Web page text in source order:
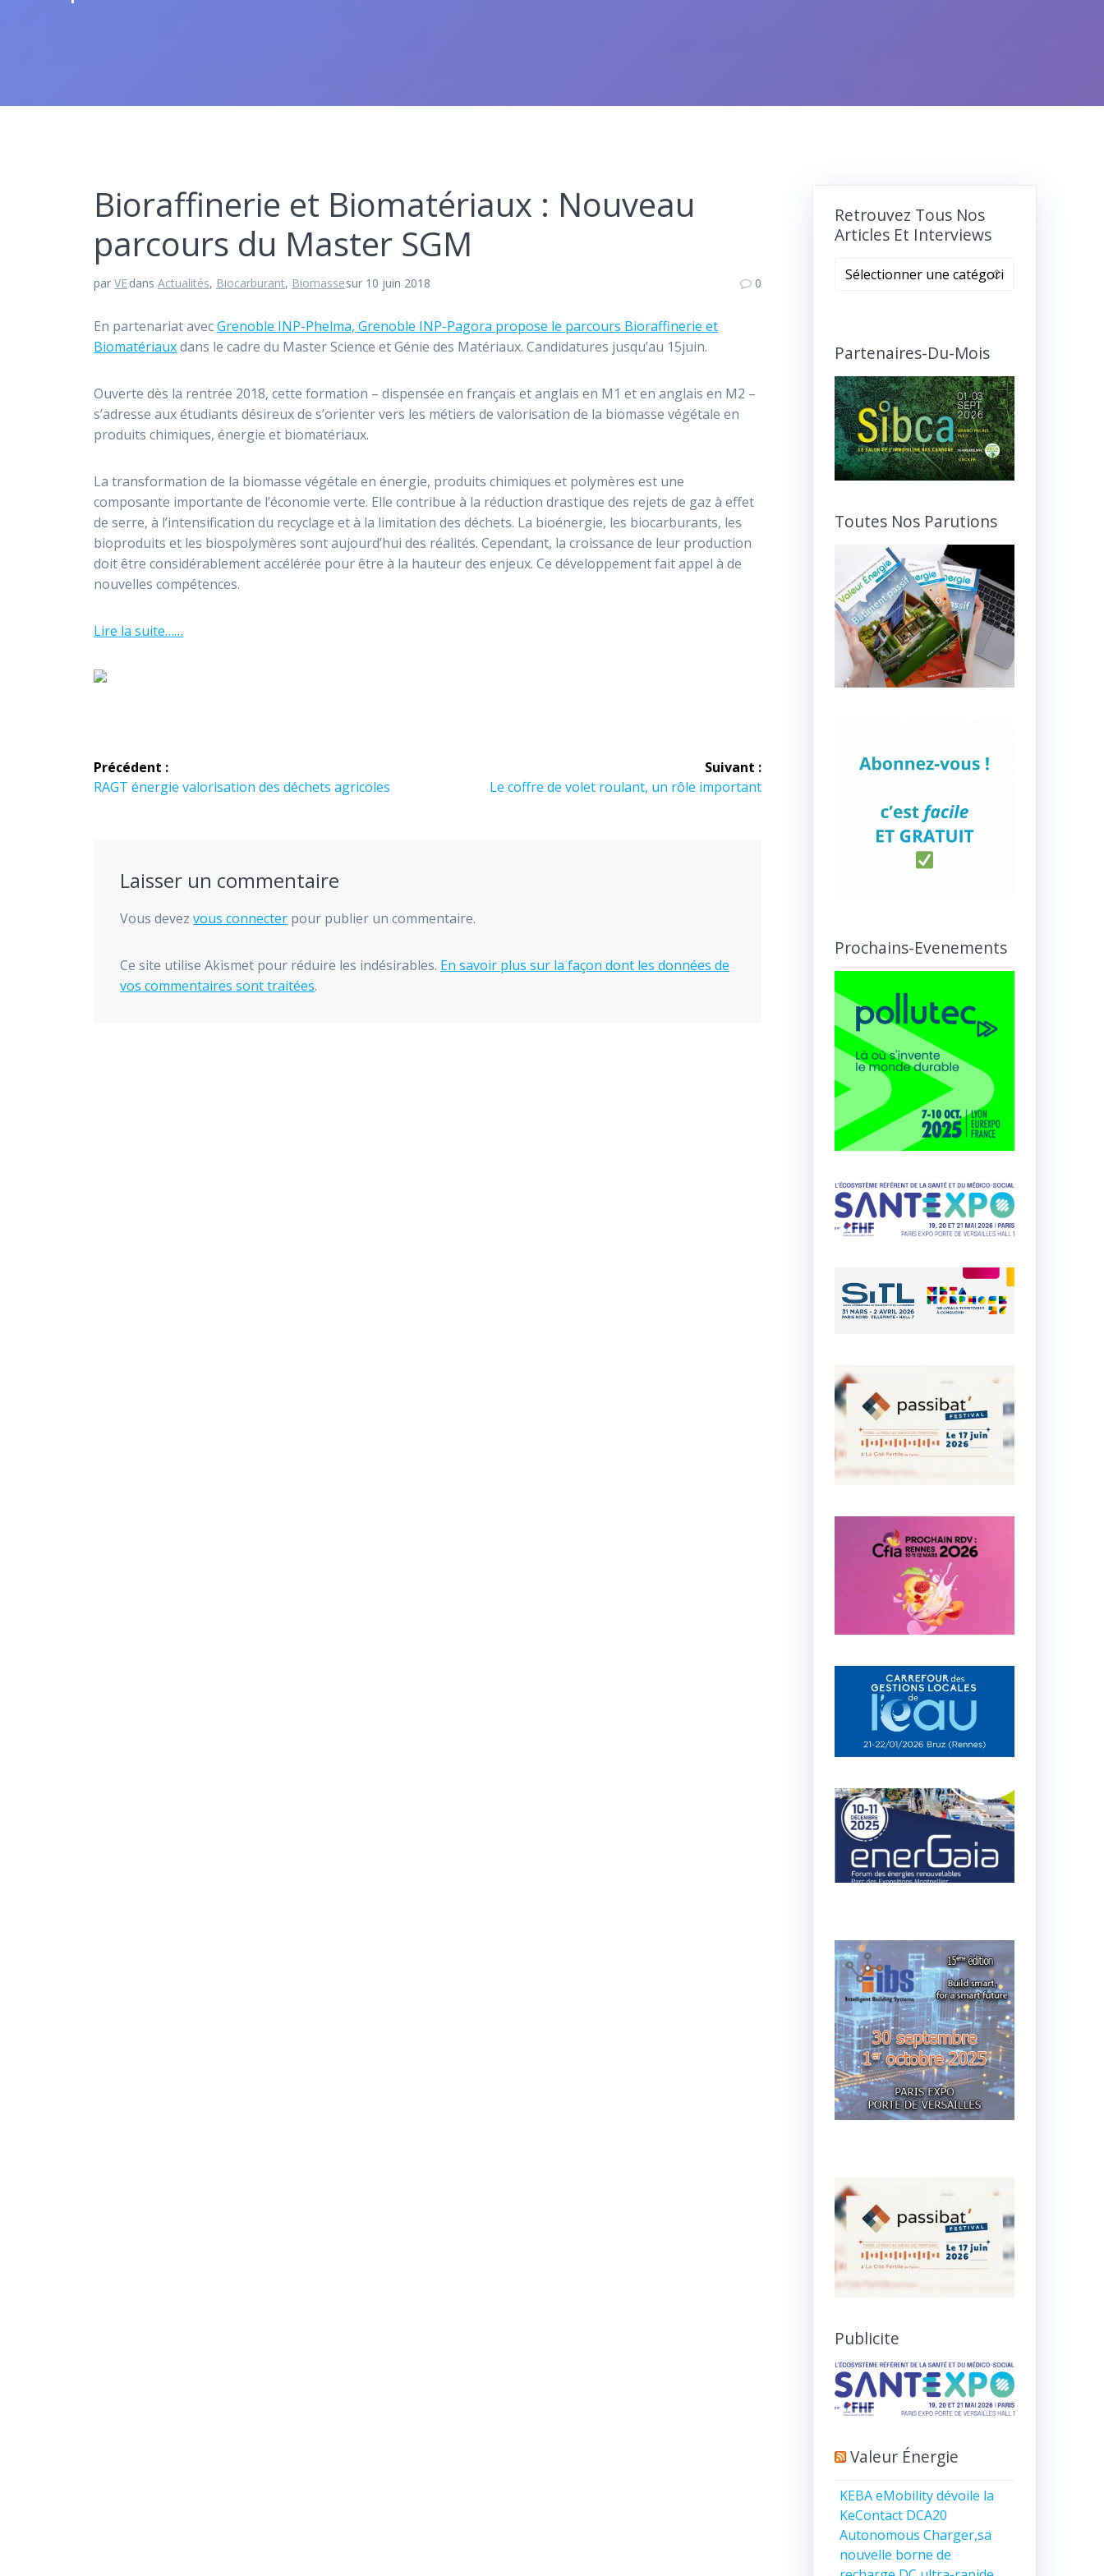
Bioraffinerie et Biomatériaux : Nouveau
parcours du Master SGM
parVEdans Actualités, Biocarburant, Biomassesur 10 juin 2018 0
En partenariat avecGrenoble INP-Phelma, Grenoble INP-Pagora propose le parcours Bioraffinerie et
Biomatériauxdans le cadre du Master Science et Génie des Matériaux. Candidatures jusqu’au 15juin.
Ouverte dès la rentrée 2018, cette formation – dispensée en français et anglais en M1 et en anglais en M2 –
s’adresse aux étudiants désireux de s’orienter vers les métiers de valorisation de la biomasse végétale en
produits chimiques, énergie et biomatériaux.
La transformation de la biomasse végétale en énergie, produits chimiques et polymères est une
composante importante de l’économie verte. Elle contribue à la réduction drastique des rejets de gaz à effet
de serre, à l’intensification du recyclage et à la limitation des déchets. La bioénergie, les biocarburants, les
bioproduits et les biospolymères sont aujourd’hui des réalités. Cependant, la croissance de leur production
doit être considérablement accélérée pour être à la hauteur des enjeux. Ce développement fait appel à de
nouvelles compétences.
Lire la suite……
Navigation
de
Précédent :
Article
RAGT énergie valorisation des déchets agricoles
Suivant :
Article
Le coffre de volet roulant, un rôle important
Laisser un commentaire
Vous devezvous connecter pour publier un commentaire.
Ce site utilise Akismet pour réduire les indésirables. En savoir plus sur la façon dont les données de
vos commentaires sont traitées.
Retrouvez Tous Nos
Articles Et Interviews
Retrouvez
et
Partenaires-Du-Mois
Toutes Nos Parutions
Prochains-Evenements
Publicite
Valeur Énergie
KEBA eMobility dévoile la
KeContact DCA20
Autonomous Charger,sa
nouvelle borne de